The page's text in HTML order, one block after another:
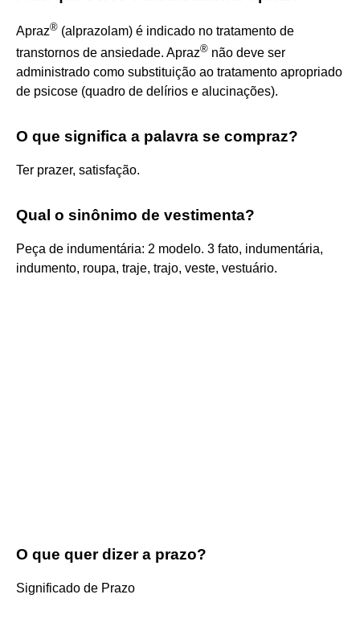
Apraz® (alprazolam) é indicado no tratamento de
transtornos de ansiedade. Apraz® não deve ser
administrado como substituição ao tratamento apropriado
de psicose (quadro de delírios e alucinações).
O que significa a palavra se compraz?
Ter prazer, satisfação.
Qual o sinônimo de vestimenta?
Peça de indumentária: 2 modelo. 3 fato, indumentária,
indumento, roupa, traje, trajo, veste, vestuário.
O que quer dizer a prazo?
Significado de Prazo